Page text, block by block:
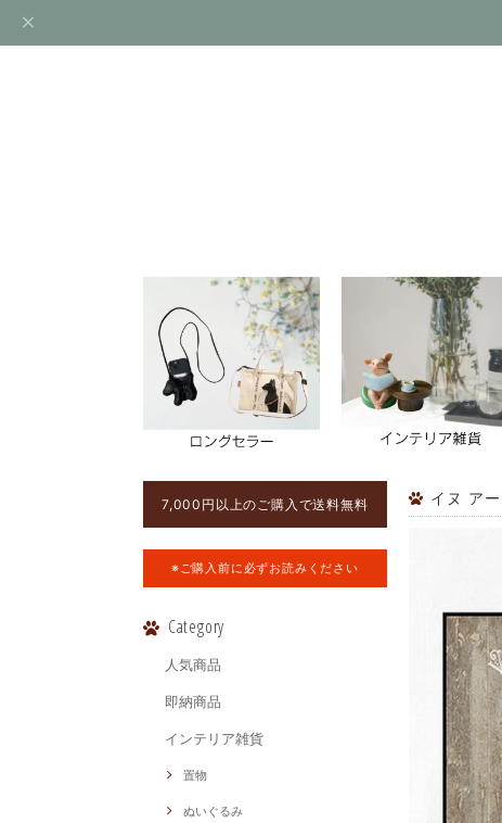
7,000円以上のご購入で送料無料
※ご購入前に必ずお読みください
Category
人気商品
即納商品
インテリア雑貨
置物
ぬいぐるみ
イヌ ア